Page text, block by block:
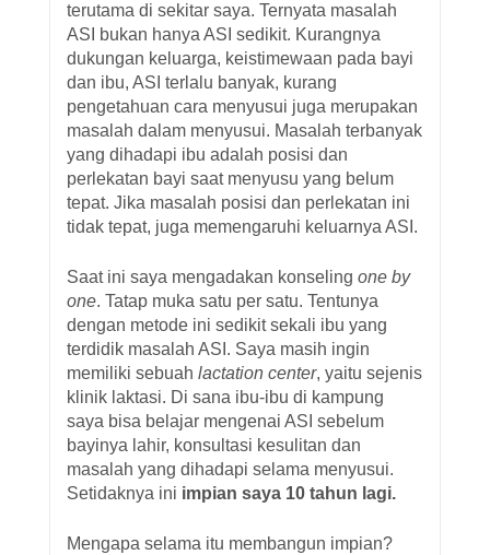
terutama di sekitar saya. Ternyata masalah
ASI bukan hanya ASI sedikit. Kurangnya
dukungan keluarga, keistimewaan pada bayi
dan ibu, ASI terlalu banyak, kurang
pengetahuan cara menyusui juga merupakan
masalah dalam menyusui. Masalah terbanyak
yang dihadapi ibu adalah posisi dan
perlekatan bayi saat menyusu yang belum
tepat. Jika masalah posisi dan perlekatan ini
tidak tepat, juga memengaruhi keluarnya ASI.
Saat ini saya mengadakan konseling one by
one. Tatap muka satu per satu. Tentunya
dengan metode ini sedikit sekali ibu yang
terdidik masalah ASI. Saya masih ingin
memiliki sebuah lactation center, yaitu sejenis
klinik laktasi. Di sana ibu-ibu di kampung
saya bisa belajar mengenai ASI sebelum
bayinya lahir, konsultasi kesulitan dan
masalah yang dihadapi selama menyusui.
Setidaknya ini impian saya 10 tahun lagi.
Mengapa selama itu membangun impian?